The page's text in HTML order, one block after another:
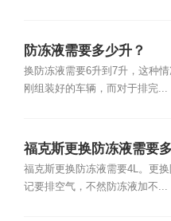
防冻液需要多少升？
换防冻液需要6升到7升，这种
刚组装好的车辆，而对于排完...
福克斯更换防冻液需要
福克斯更换防冻液需要4L。更
记要排空气，不然防冻液加不...